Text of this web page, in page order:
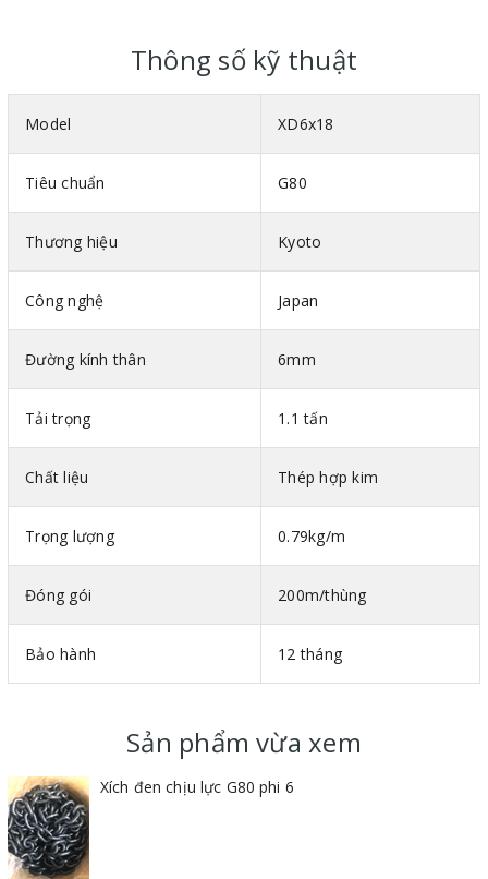
quản bằng trong thùng nhựa có dầu.
Ứng dụng của dây xích đen chịu lực
Dây xích chịu lực thường được sử dụng vào mục đích giằng kéo
hay nâng hạ các vật có trọng lượng lớn như trong cẩu giàn, cẩu
Thông số kỹ thuật
Model XD6x18
Tiêu chuẩn G80
Thương hiệu Kyoto
Công nghệ Japan
Đường kính thân 6mm
Tải trọng 1.1 tấn
Chất liệu Thép hợp kim
Trọng lượng 0.79kg/m
Đóng gói 200m/thùng
Bảo hành 12 tháng
Sản phẩm vừa xem
Xích đen chịu lực G80 phi 6